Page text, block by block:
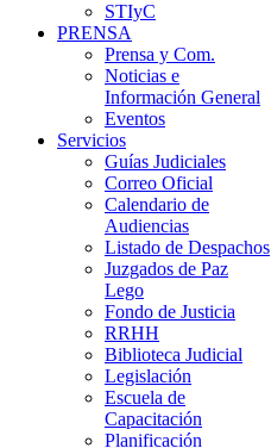
STIyC
PRENSA
Prensa y Com.
Noticias e
Información General
Eventos
Servicios
Guías Judiciales
Correo Oficial
Calendario de
Audiencias
Listado de Despachos
Juzgados de Paz
Lego
Fondo de Justicia
RRHH
Biblioteca Judicial
Legislación
Escuela de
Capacitación
Planificación